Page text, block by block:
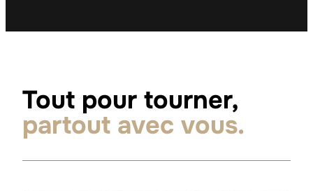
Tout pour tourner,
partout avec vous.